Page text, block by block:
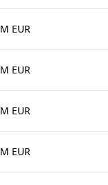
EUR
EUR
EUR
EUR